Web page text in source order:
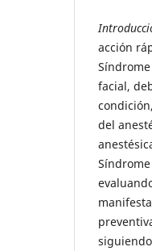
acción
facial,
del